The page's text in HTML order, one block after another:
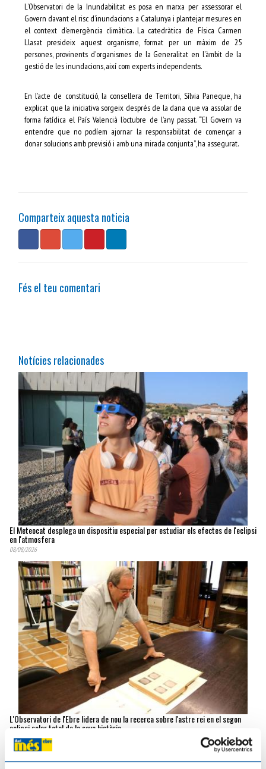
L’Observatori de la Inundabilitat es posa en marxa per assessorar el
Govern davant el risc d’inundacions a Catalunya i plantejar mesures en
el context d’emergència climàtica. La catedràtica de Física Carmen
Llasat presideix aquest organisme, format per un màxim de 25
persones, provinents d'organismes de la Generalitat en l’àmbit de la
gestió de les inundacions, així com experts independents.
En l’acte de constitució, la consellera de Territori, Sílvia Paneque, ha
explicat que la iniciativa sorgeix després de la dana que va assolar de
forma fatídica el País Valencià l’octubre de l’any passat. “El Govern va
entendre que no podíem ajornar la responsabilitat de començar a
donar solucions amb previsió i amb una mirada conjunta”, ha assegurat.
Comparteix aquesta noticia
Fés el teu comentari
Notícies relacionades
El Meteocat desplega un dispositiu especial per estudiar els efectes de l'eclipsi
en l'atmosfera
08/08/2026
L'Observatori de l'Ebre lidera de nou la recerca sobre l'astre rei en el segon
eclipsi solar total de la seva història
06/08/2026